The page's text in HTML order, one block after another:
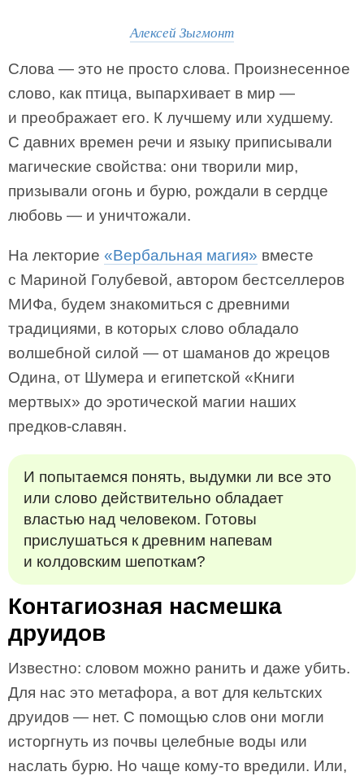
Алексей Зыгмонт
Слова — это не просто слова. Произнесенное
слово, как птица, выпархивает в мир —
и преображает его. К лучшему или худшему.
С давних времен речи и языку приписывали
магические свойства: они творили мир,
призывали огонь и бурю, рождали в сердце
любовь — и уничтожали.
На лекторие «Вербальная магия» вместе
с Мариной Голубевой, автором бестселлеров
МИФа, будем знакомиться с древними
традициями, в которых слово обладало
волшебной силой — от шаманов до жрецов
Одина, от Шумера и египетской «Книги
мертвых» до эротической магии наших
предков-славян.
И попытаемся понять, выдумки ли все это
или слово действительно обладает
властью над человеком. Готовы
прислушаться к древним напевам
и колдовским шепоткам?
Контагиозная насмешка
друидов
Известно: словом можно ранить и даже убить.
Для нас это метафора, а вот для кельтских
друидов — нет. С помощью слов они могли
исторгнуть из почвы целебные воды или
наслать бурю. Но чаще кому-то вредили. Или,